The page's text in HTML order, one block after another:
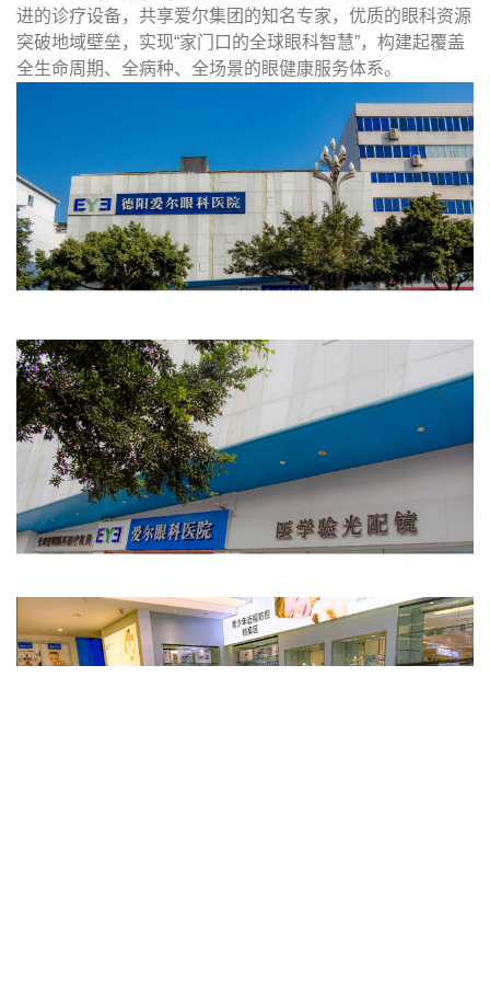
进的诊疗设备，共享爱尔集团的知名专家，优质的眼科资源
突破地域壁垒，实现“家门口的全球眼科智慧”，构建起覆盖
全生命周期、全病种、全场景的眼健康服务体系。